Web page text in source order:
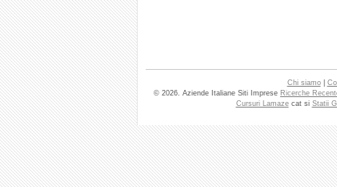
Chi siamo|
© 2026. Aziende Italiane Siti Imprese Ricerche
Cursuri Lamazecat si Statii